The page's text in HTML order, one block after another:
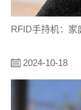
RFID手持机：家
2024-10-18